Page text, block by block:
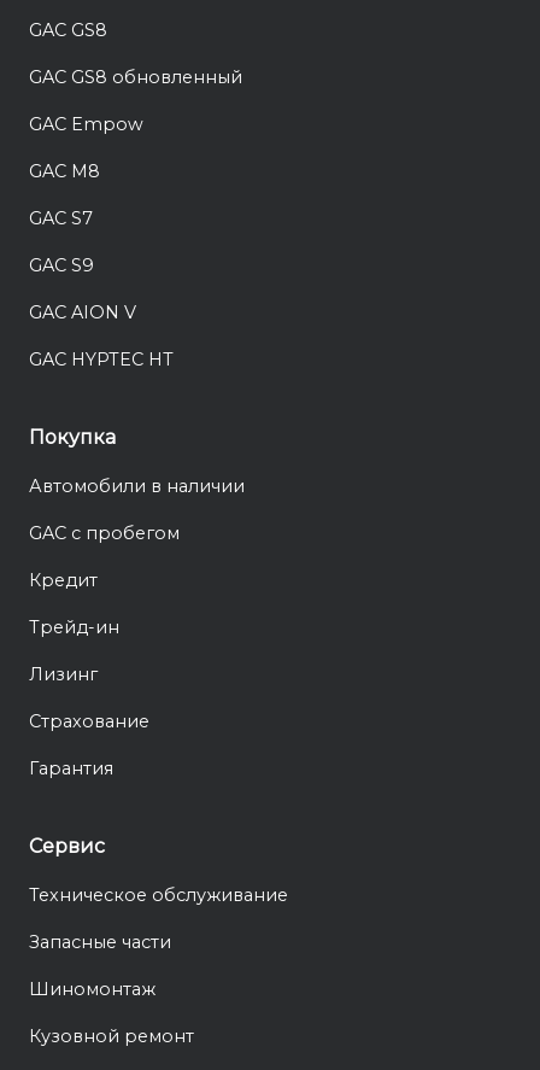
GAC GS8
GAC GS8 обновленный
GAC Empow
GAC M8
GAC S7
GAC S9
GAC AION V
GAC HYPTEC HT
Покупка
Автомобили в наличии
GAC с пробегом
Кредит
Трейд-ин
Лизинг
Страхование
Гарантия
Сервис
Техническое обслуживание
Запасные части
Шиномонтаж
Кузовной ремонт